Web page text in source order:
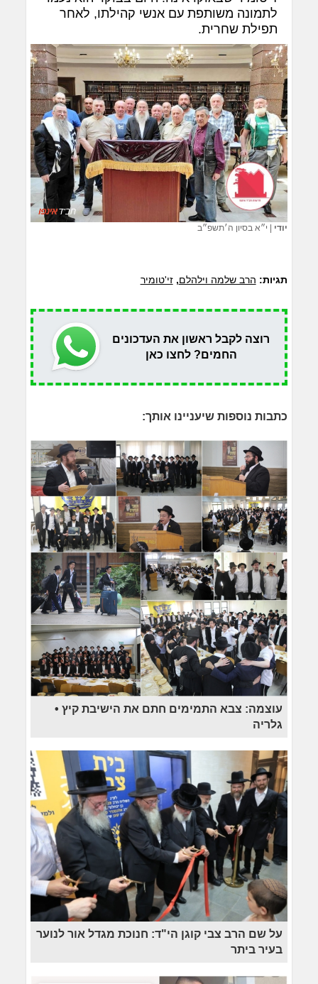
לתמונה משותפת עם אנשי קהילתו, לאחר
תפילת שחרית.
יודי | י״א בסיון ה׳תשפ״ב
תגיות: הרב שלמה וילהלם,זי'טומיר
רוצה לקבל ראשון את העדכונים
החמים? לחצו כאן
כתבות נוספות שיעניינו אותך:
עוצמה: צבא התמימים חתם את הישיבת קיץ •
גלריה
על שם הרב צבי קוגן הי"ד: חנוכת מגדל אור לנוער
בעיר ביתר